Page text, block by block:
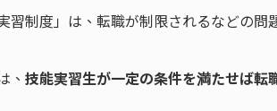
習制度」は、転職が制限されるなどの問
、 技能実習生が一定の条件を満たせば転